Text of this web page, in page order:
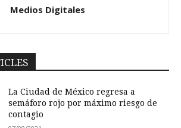
Medios Digitales
La Ciudad de México regresa a
semáforo rojo por máximo riesgo de
contagio